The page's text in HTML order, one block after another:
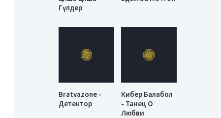
Гүлдер
Bratvazone -
Детектор
Кибер Балабол
- Танец О
Любви